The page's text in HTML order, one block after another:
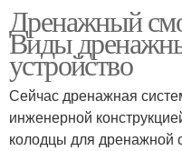
Дренажный
Виды
устройство
Сейчас дренажная
инженерной
колодцы для дренажной